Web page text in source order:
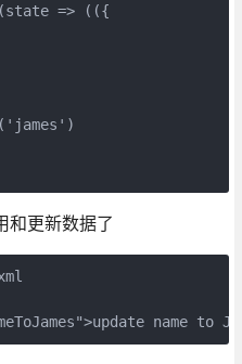
=> (({
和更新数据了
name to